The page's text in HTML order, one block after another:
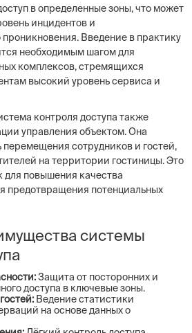
в определенные зоны, что может
инцидентов и
Введение в практику
необходимым шагом для
комплексов, стремящихся
высокий уровень сервиса и
контроля доступа также
управления объектом. Она
перемещения сотрудников и гостей,
на территории гостиницы. Это
для повышения качества
предотвращения потенциальных
системы
Защита от посторонних и
доступа в ключевые зоны.
Ведение статистики
на основе данных о